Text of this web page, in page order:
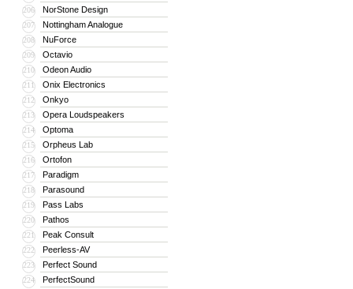
206 NorStone Design
207 Nottingham Analogue
208 NuForce
209 Octavio
210 Odeon Audio
211 Onix Electronics
212 Onkyo
213 Opera Loudspeakers
214 Optoma
215 Orpheus Lab
216 Ortofon
217 Paradigm
218 Parasound
219 Pass Labs
220 Pathos
221 Peak Consult
222 Peerless-AV
223 Perfect Sound
224 PerfectSound